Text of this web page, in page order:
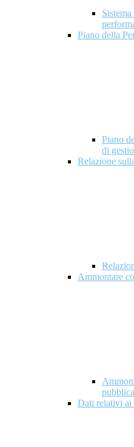
Piano della
Piano
di
Relazione
Ammontare
Dati relativi ai